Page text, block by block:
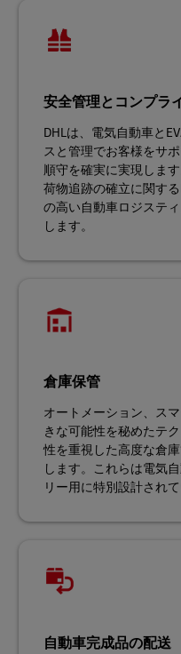
安全管理とコンプラ
DHLは、電気自動車と
スと管理でお客様をサ
順守を確実に実現しま
荷物追跡の確立に関す
の高い自動車ロジステ
します。
倉庫保管
オートメーション、ス
きな可能性を秘めたテ
性を重視した高度な倉
します。これらは電気
リー用に特別設計されて
自動車完成品の配送